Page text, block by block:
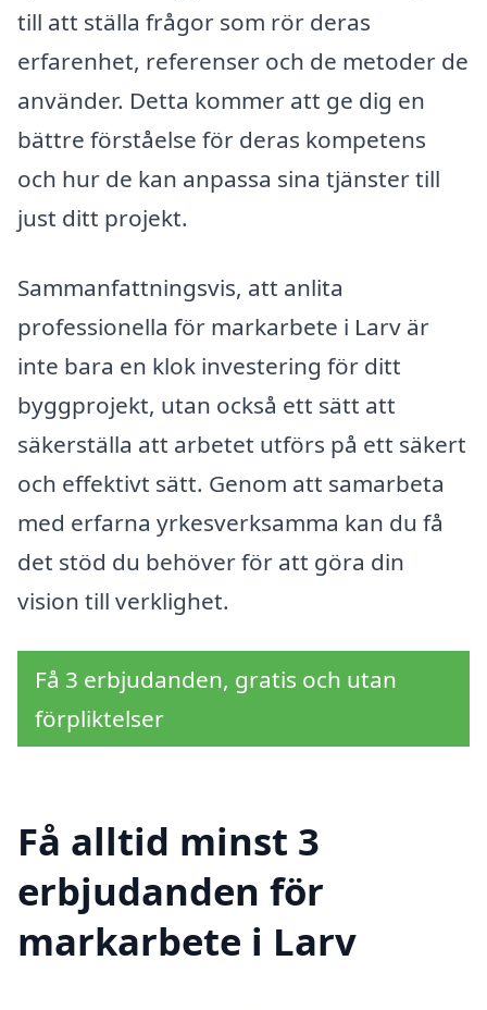
till att ställa frågor som rör deras
erfarenhet, referenser och de metoder de
använder. Detta kommer att ge dig en
bättre förståelse för deras kompetens
och hur de kan anpassa sina tjänster till
just ditt projekt.
Sammanfattningsvis, att anlita
professionella för markarbete i Larv är
inte bara en klok investering för ditt
byggprojekt, utan också ett sätt att
säkerställa att arbetet utförs på ett säkert
och effektivt sätt. Genom att samarbeta
med erfarna yrkesverksamma kan du få
det stöd du behöver för att göra din
vision till verklighet.
Få 3 erbjudanden, gratis och utan
förpliktelser
Få alltid minst 3
erbjudanden för
markarbete i Larv